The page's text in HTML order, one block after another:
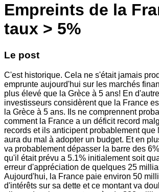
Empreints de la
taux > 5%
Le post
C'est historique. Cela ne s'était jamais
emprunte aujourd'hui sur les marchés
plus élevé que la Grèce à 5 ans! En
investisseurs considèrent que la France
la Grèce à 5 ans. Ils ne comprennent
comment la France a un déficit record
records et ils anticipent probablement que
aura du mal à adopter un budget. Et en
va probablement dépasser la barre des
qu'il était prévu a 5.1% initialement soit
erreur d'appréciation de quelques 25
Aujourd'hui, la France paie environ 50
d'intérêts sur sa dette et ce montant va